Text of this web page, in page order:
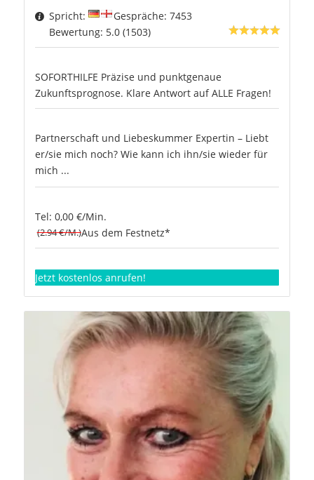
Spricht:
Gespräche: 7453
Bewertung: 5.0 (1503)
SOFORTHILFE Präzise und punktgenaue
Zukunftsprognose. Klare Antwort auf ALLE Fragen!
Partnerschaft und Liebeskummer Expertin – Liebt
er/sie mich noch? Wie kann ich ihn/sie wieder für
mich ...
Tel: 0,00 €/Min.
(2.94 €/M.)Aus dem Festnetz*
Jetzt kostenlos anrufen!